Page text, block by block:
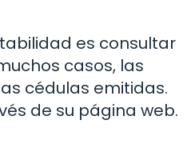
es consultar
casos, las
cédulas emitidas.
de su página web.